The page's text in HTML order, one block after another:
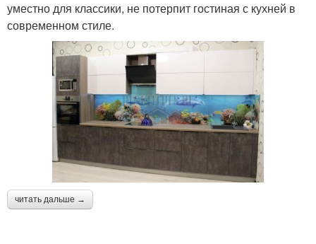
уместно для классики, не потерпит гостиная с кухней в
современном стиле.
читать дальше →